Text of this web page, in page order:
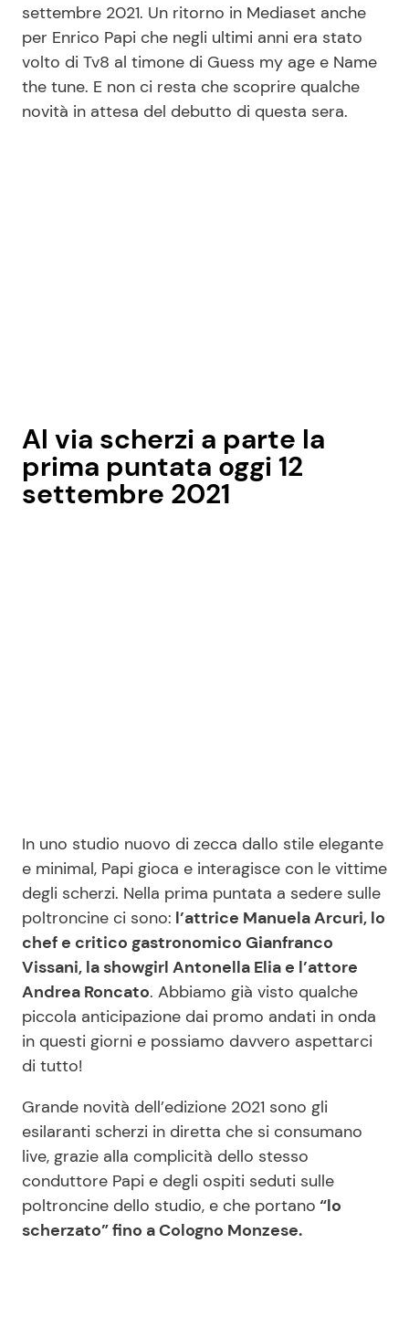
Viaggi e Turismo
Festività
Ricette Feste
Ricette per Bambini
Pubblicità
Privacy Policy
settembre 2021. Un ritorno in Mediaset anche
per Enrico Papi che negli ultimi anni era stato
volto di Tv8 al timone di Guess my age e Name
the tune. E non ci resta che scoprire qualche
novità in attesa del debutto di questa sera.
Al via scherzi a parte la
prima puntata oggi 12
settembre 2021
In uno studio nuovo di zecca dallo stile elegante
e minimal, Papi gioca e interagisce con le vittime
degli scherzi. Nella prima puntata a sedere sulle
poltroncine ci sono: l’attrice Manuela Arcuri, lo
chef e critico gastronomico Gianfranco
Vissani, la showgirl Antonella Elia e l’attore
Andrea Roncato. Abbiamo già visto qualche
piccola anticipazione dai promo andati in onda
in questi giorni e possiamo davvero aspettarci
di tutto!
Grande novità dell’edizione 2021 sono gli
esilaranti scherzi in diretta che si consumano
live, grazie alla complicità dello stesso
conduttore Papi e degli ospiti seduti sulle
poltroncine dello studio, e che portano “lo
scherzato” fino a Cologno Monzese.